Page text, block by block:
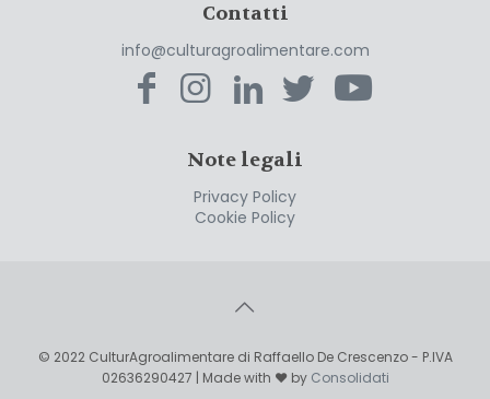
Contatti
info@culturagroalimentare.com
Note legali
Privacy Policy
Cookie Policy
© 2022 CulturAgroalimentare di Raffaello De Crescenzo - P.IVA
02636290427 | Made with ❤ by Consolidati